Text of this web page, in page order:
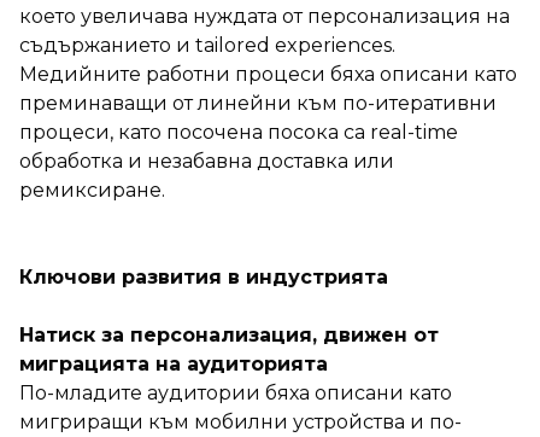
което увеличава нуждата от персонализация на
съдържанието и tailored experiences.
Медийните работни процеси бяха описани като
преминаващи от линейни към по-итеративни
процеси, като посочена посока са real-time
обработка и незабавна доставка или
ремиксиране.
Ключови развития в индустрията
Натиск за персонализация, движен от
миграцията на аудиторията
По-младите аудитории бяха описани като
мигриращи към мобилни устройства и по-